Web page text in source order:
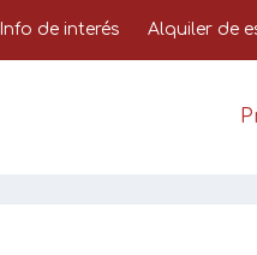
Info de interés Alquiler de